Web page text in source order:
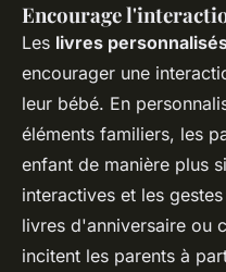
Encourage
Les livres
encourager une
leur bébé. En
éléments familiers, les
enfant de manière plus
interactives et les
livres d'anniversaire ou
incitent les parents à